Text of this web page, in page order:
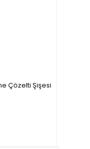
Çözelti Şişesi